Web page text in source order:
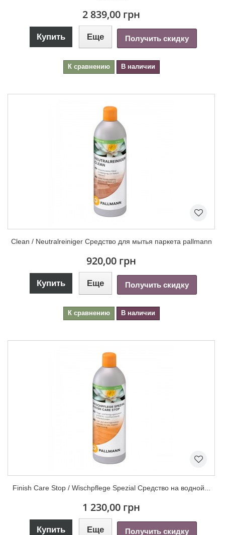
2 839,00 грн
Купить Еще Получить скидку
К сравнению В наличии
Clean / Neutralreiniger Средство для мытья паркета pallmann
920,00 грн
Купить Еще Получить скидку
К сравнению В наличии
Finish Care Stop / Wischpflege Spezial Средство на водной...
1 230,00 грн
Купить Еще Получить скидку